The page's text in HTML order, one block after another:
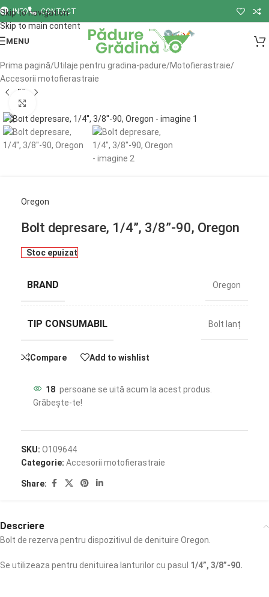
Skip to navigation
Skip to main content
INFO CONTACT
MENU
Prima pagină/Utilaje pentru gradina-padure/Motofierastraie/
Accesorii motofierastraie
Oregon
Bolt depresare, 1/4”, 3/8”-90, Oregon
Stoc epuizat
BRAND Oregon
TIP CONSUMABIL Bolt lanț
Compare Add to wishlist
18 persoane se uită acum la acest produs.
Grăbește-te!
SKU: O109644
Categorie: Accesorii motofierastraie
Share:
Descriere
Bolt de rezerva pentru dispozitivul de denituire Oregon.
Se utilizeaza pentru denituirea lanturilor cu pasul 1/4”, 3/8”-90.